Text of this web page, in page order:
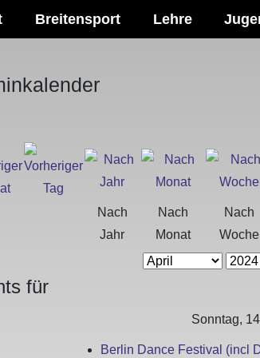
Breitensport Lehre
Nach
Jahr
Nach
Monat
Nach
Woche
für
Sonntag,
Berlin Dance Festival (incl